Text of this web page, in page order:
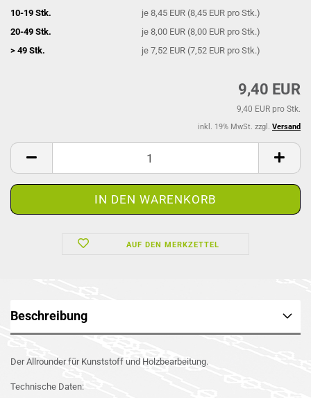
10-19 Stk.
je 8,45 EUR (8,45 EUR pro Stk.)
20-49 Stk.
je 8,00 EUR (8,00 EUR pro Stk.)
> 49 Stk.
je 7,52 EUR (7,52 EUR pro Stk.)
9,40 EUR
9,40 EUR pro Stk.
inkl. 19% MwSt. zzgl. Versand
AUF DEN MERKZETTEL
Beschreibung
Der Allrounder für Kunststoff und Holzbearbeitung.
Technische Daten: